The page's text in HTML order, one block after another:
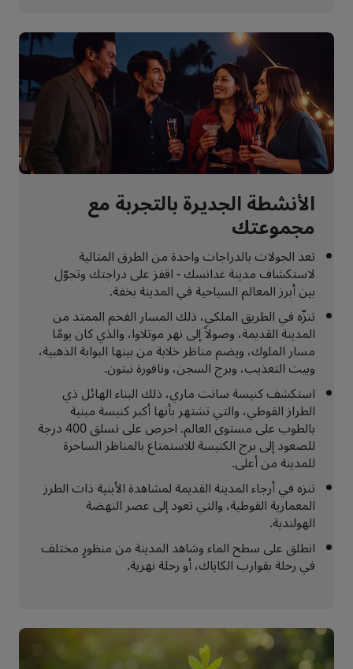
الأنشطة الجديرة بالتجربة مع
مجموعتك
تعد الجولات بالدراجات واحدة من الطرق المثالية
لاستكشاف مدينة غدانسك - اقفز على دراجتك وتجوّل
بين أبرز المعالم السياحية في المدينة بخفة.
تنزّه في الطريق الملكي، ذلك المسار الفخم الممتد من
المدينة القديمة، وصولاً إلى نهر موتلاوا، والذي كان يومًا
مسار الملوك، ويضم مناظر خلابة من بينها البوابة الذهبية،
وبيت التعذيب، وبرج السجن، ونافورة نبتون.
استكشف كنيسة سانت ماري، ذلك البناء الهائل ذي
الطراز القوطي، والتي تشتهر بأنها أكبر كنيسة مبنية
بالطوب على مستوى العالم. احرص على تسلق 400 درجة
للصعود إلى برج الكنيسة للاستمتاع بالمناظر الساحرة
للمدينة من أعلى.
تنزه في أرجاء المدينة القديمة لمشاهدة الأبنية ذات الطرز
المعمارية القوطية، والتي تعود إلى عصر النهضة
الهولندية.
انطلق على سطح الماء وشاهد المدينة من منظورٍ مختلف
في رحلة بقوارب الكاياك، أو رحلة نهرية.